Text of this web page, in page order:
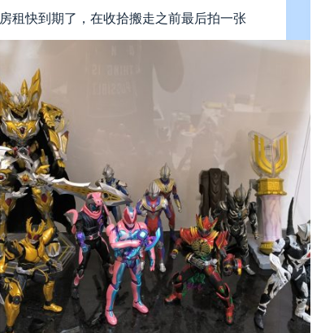
房租快到期了，在收拾搬走之前最后拍一张